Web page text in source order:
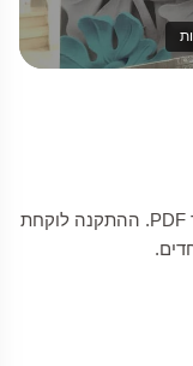
כל טפט מגיע עם הדרכת וידאו מלאה ומדריך PDF. ההתקנה לוקחת